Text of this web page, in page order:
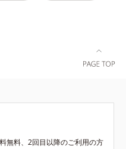
無料、2回目以降のご利用の方